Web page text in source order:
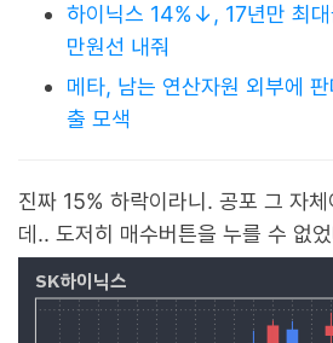
하이닉스 14%↓, 17년만 최
만원선 내줘
메타, 남는 연산자원 외부에
출 모색
진짜 15% 하락이라니. 공포 그 자
데.. 도저히 매수버튼을 누를 수 없